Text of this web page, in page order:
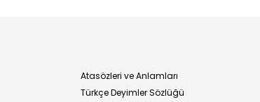
Atasözleri ve Anlamları
Türkçe Deyimler Sözlüğü